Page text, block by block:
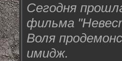
Сегодня
фильма
Воля
имидж.